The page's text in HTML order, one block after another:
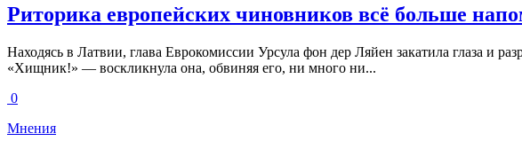
Риторика европейских чиновников всё больше
Находясь в Латвии, глава Еврокомиссии Урсула фон дер Ляйен закатила глаза и
«Хищник!» — воскликнула она, обвиняя его, ни много ни...
0
Мнения